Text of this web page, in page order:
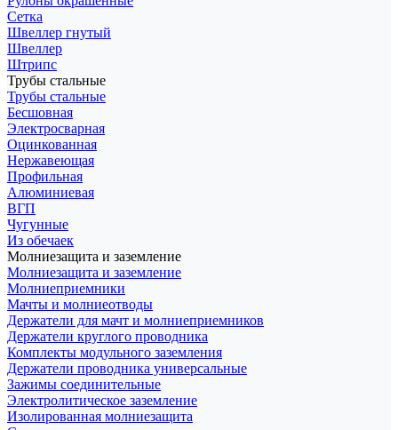
Сетка
Швеллер гнутый
Швеллер
Штрипс
Трубы стальные
Трубы стальные
Бесшовная
Электросварная
Оцинкованная
Нержавеющая
Профильная
Алюминиевая
ВГП
Чугунные
Из обечаек
Молниезащита и заземление
Молниезащита и заземление
Молниеприемники
Мачты и молниеотводы
Держатели для мачт и молниеприемников
Держатели круглого проводника
Комплекты модульного заземления
Держатели проводника универсальные
Зажимы соединительные
Электролитическое заземление
Изолированная молниезащита